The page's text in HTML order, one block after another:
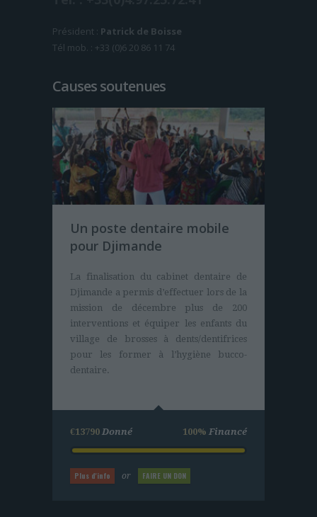
Président : Patrick de Boisse
Tél mob. : +33 (0)6 20 86 11 74
Causes soutenues
Un poste dentaire mobile
pour Djimande
La finalisation du cabinet dentaire de
Djimande a permis d’effectuer lors de la
mission de décembre plus de 200
interventions et équiper les enfants du
village de brosses à dents/dentifrices
pour les former à l’hygiène bucco-
dentaire.
€13790 Donné 100% Financé
Plus d'info or FAIRE UN DON
Case de santé en
Casamance (Sénégal)
Nous apportons sur ce projet les plans et
le financement global de l’opération
pour l’achat de matériels (durables). Les
villageois eux construisent,
entretiennent et assurent le bon
fonctionnement du centre de santé.
€25000Donné 100%Financé